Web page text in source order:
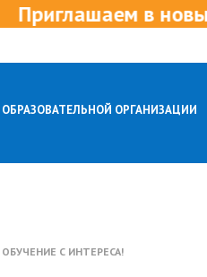
в новые отделения
ОРГАНИЗАЦИИ
С ИНТЕРЕСА!